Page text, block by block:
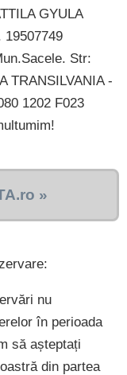
GYULA
19507749
Str:
TRANSILVANIA -
1202 F023
»
nu
în perioada
să așteptați
din partea